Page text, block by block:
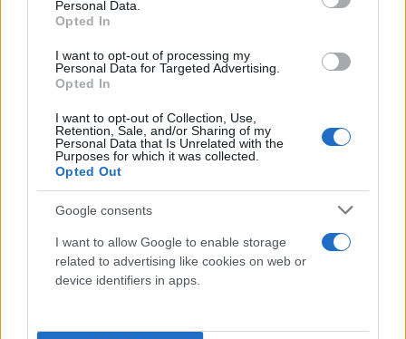
Personal Data.
Opted In
I want to opt-out of processing my
Personal Data for Targeted Advertising.
Opted In
I want to opt-out of Collection, Use,
Retention, Sale, and/or Sharing of my
Personal Data that Is Unrelated with the
Purposes for which it was collected.
Opted Out
Google consents
I want to allow Google to enable storage
related to advertising like cookies on web or
device identifiers in apps.